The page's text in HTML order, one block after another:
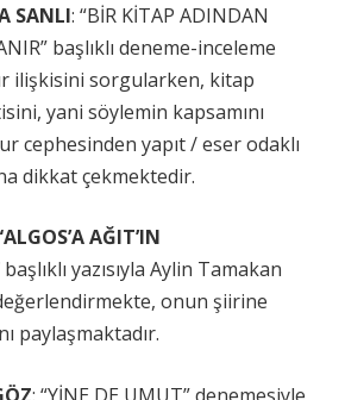
SANLI: “BİR KİTAP ADINDAN
başlıklı deneme-inceleme
ilişkisini sorgularken, kitap
yani söylemin kapsamını
cephesinden yapıt / eser odaklı
dikkat çekmektedir.
AĞIT’IN
başlıklı yazısıyla Aylin Tamakan
onun şiirine
paylaşmaktadır.